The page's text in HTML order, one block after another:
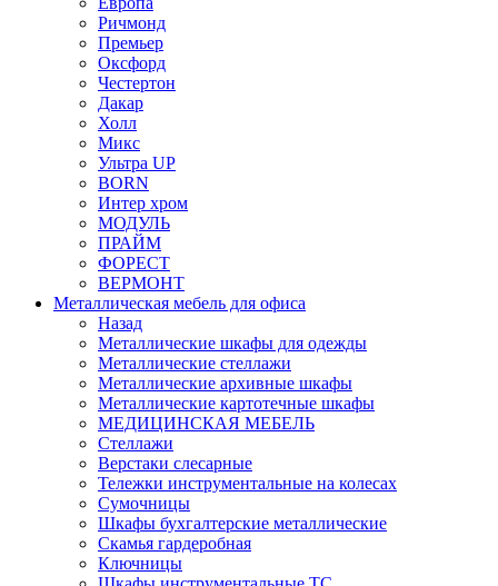
Ричмонд
Премьер
Оксфорд
Честертон
Дакар
Холл
Микс
Ультра UP
BORN
Интер хром
МОДУЛЬ
ПРАЙМ
ФОРЕСТ
ВЕРМОНТ
Металлическая мебель для офиса
Назад
Металлические шкафы для одежды
Металлические стеллажи
Металлические архивные шкафы
Металлические картотечные шкафы
МЕДИЦИНСКАЯ МЕБЕЛЬ
Стеллажи
Верстаки слесарные
Тележки инструментальные на колесах
Сумочницы
Шкафы бухгалтерские металлические
Скамья гардеробная
Ключницы